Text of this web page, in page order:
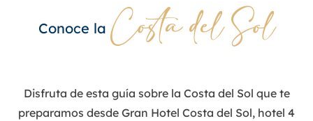
Conoce la Costa del Sol
Disfruta de esta guía sobre la Costa del Sol que te
preparamos desde Gran Hotel Costa del Sol, hotel 4